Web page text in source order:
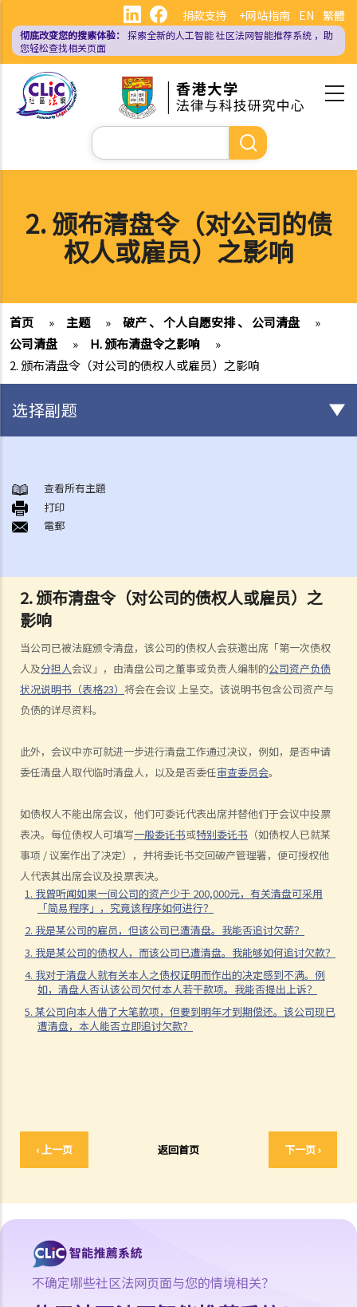
主
EN 繁體
捐款支持 +网站指南
彻底改变您的搜索体验： 探索全新的人工智能社区法网智能推荐系统 ，助
您轻松查找相关页面
搜
索
2. 颁布清盘令（对公司的债
权人或雇员）之影响
首页 » 主题 » 破产 、 个人自愿安排 、 公司清盘
»
公司清盘
» H. 颁布清盘令之影响
»
2. 颁布清盘令（对公司的债权人或雇员）之影响
2. 颁布清盘令（对公司的债权人或雇员）之
影响
当公司已被法庭颁令清盘，该公司的债权人会获邀出席「第一次债权
人及分担人会议」，由清盘公司之董事或负责人编制的公司资产负债
状况说明书（表格23） 将会在会议 上呈交。该说明书包含公司资产与
负债的详尽资料。
此外，会议中亦可就进一步进行清盘工作通过决议，例如，是否申请
委任清盘人取代临时清盘人，以及是否委任审查委员会。
如债权人不能出席会议，他们可委讬代表出席并替他们于会议中投票
表决。每位债权人可填写一般委讬书或特别委讬书 （如债权人已就某
事项 / 议案作出了决定），并将委讬书交回破产管理署，便可授权他
人代表其出席会议及投票表决。
1. 我曾听闻如果一间公司的资产少于 200,000元，有关清盘可采用
「简易程序」，究竟该程序如何进行？
2. 我是某公司的雇员，但该公司已遭清盘。我能否追讨欠薪？
3. 我是某公司的债权人，而该公司已遭清盘。我能够如何追讨欠款？
4. 我对于清盘人就有关本人之债权证明而作出的决定感到不满。例
如，清盘人否认该公司欠付本人若干款项。我能否提出上诉？
5. 某公司向本人借了大笔款项，但要到明年才到期偿还。该公司现已
遭清盘，本人能否立即追讨欠款？
‹ 上一页 返回首页 下一页 ›
选择副题
A. 破产诉讼简介
B. 问与答
1. 破产诉讼是否只可以由债权人提出？（附有提交诉讼文件的程序简
2. 破产管理署之主要职责是甚么？
3. 我可否于破产管理署找到某人之破产纪录？
4. 破产会带来什么后果？
5. 破产人是否需要交出所有收入予受托人？
6. 在破产令颁布后，破产人必须履行甚么义务或工作？他们亦须避免进
行甚么活动？
7. 当法庭颁布破产令后，债权人可采取甚么行动？
9. 如果我被拖欠薪金，我可否向老板提出破产诉讼？
10. 破产人于何时才能获法庭解除破产令？当破产令解除后，破产人是
11. 破产诉讼可牵涉到甚么刑事罪行？
C. 举例说明
1. ABC银行可否于现阶段提出破产呈请？
2. 如法定要求偿债书不能送交到T先生手上，又或他蓄意逃避接收此偿
债书，ABC银行可采取甚么行动？
3. 除必须有效地将法定要求偿债书送交 T先生，ABC银行还须符合甚么
条件才可提交破产呈请书？
4. 于破产呈请之法庭聆讯中，T先生表示因长期逗留于中国大陆，而没
有收到法定要求偿债书，并只于聆讯前两日才收到有关破产呈请书。T
先生可否藉此向法庭请求暂停或撤销诉讼？
9.当法庭向T先生颁布破产令后，ABC银行可采取甚么行动?
10. T先生的破产令几时会被解除？
11. T先生可否向法庭申请提早解除破产令?
1.如债务人不想为欠债而破产，是否有其他选择？
2. 个人自愿安排"IVA"有甚么好处？（附有IVA申请程序简介）
3. IVA建议书应包含甚么内容？
4. 如IVA建议书获得通过，债务人将会承担甚么后果？
查看所有主題
打印
電郵
不确定哪些社区法网页面与您的情境相关？